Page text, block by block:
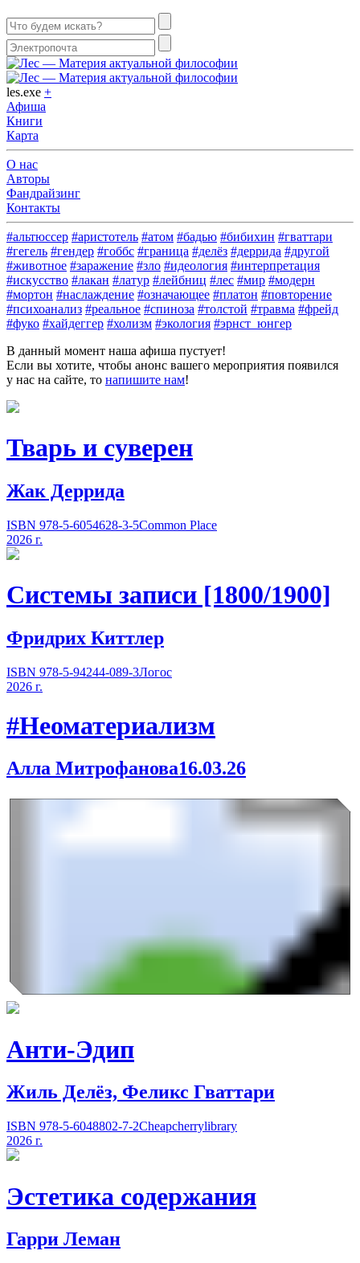
les.exe +
Афиша
Книги
Карта
О нас
Авторы
Фандрайзинг
Контакты
#альтюссер #аристотель #атом #бадью #бибихин #гваттари
#гегель #гендер #гоббс #граница #делёз #деррида #другой
#животное #заражение #зло #идеология #интерпретация
#искусство #лакан #латур #лейбниц #лес #мир #модерн
#мортон #наслаждение #означающее #платон #повторение
#психоанализ #реальное #спиноза #толстой #травма #фрейд
#фуко #хайдеггер #холизм #экология #эрнст_юнгер
В данный момент наша афиша пустует!
Если вы хотите, чтобы анонс вашего мероприятия появился
у нас на сайте, то напишите нам!
Тварь и суверен
Жак Деррида
ISBN 978-5-6054628-3-5Common Place
2026 г.
Системы записи [1800/1900]
Фридрих Киттлер
ISBN 978-5-94244-089-3Логос
2026 г.
#Неоматериализм
Алла Митрофанова16.03.26
Анти-Эдип
Жиль Делёз, Феликс Гваттари
ISBN 978-5-6048802-7-2Cheapcherrylibrary
2026 г.
Эстетика содержания
Гарри Леман